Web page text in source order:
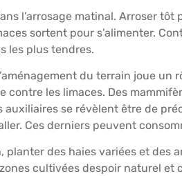
l’arrosage matinal. Arroser
sortent pour s’alimenter.
les plus tendres.
du terrain joue
contre les limaces. Des
auxiliaires se révèlent être de
Ces derniers peuvent
planter des haies variées et des
cultivées despoir naturel